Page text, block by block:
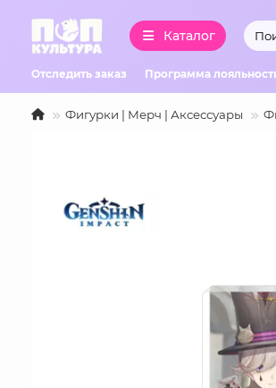
Каталог
Отследить заказ Программа
Фигурки | Мерч | Аксессуары